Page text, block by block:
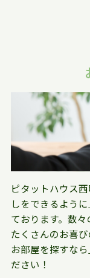
ピタットハウス
しをできるよう
ております。数々
たくさんのお喜
お部屋を探すな
ださい！